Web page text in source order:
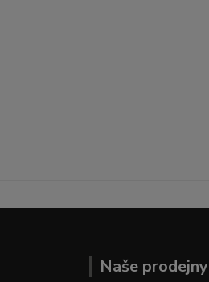
Naše prodejny